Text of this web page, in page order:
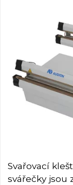
Svařovací
svářečky jsou